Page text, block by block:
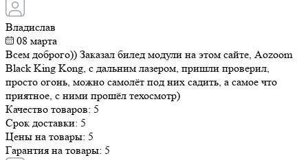
Владислав
08 марта
Всем доброго)) Заказал билед модули на этом сайте, Aozoom
Black King Kong, с дальним лазером, пришли проверил, просто
огонь, можно самолёт под них садить, а самое что приятное, с
ними прошёл техосмотр)
Качество товаров:5
Срок доставки:5
Цены на товары:5
Гарантия на товары: